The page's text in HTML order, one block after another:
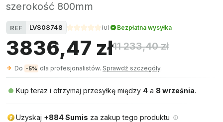
szerokość 800mm
REF LVS08748 (0) Bezpłatna wysyłka
3836,47 zł11 233,40 zł
Do -5% dla profesjonalistów. Sprawdź szczegóły.
Kup teraz i otrzymaj przesyłkę między 4 a 8 września.
Uzyskaj +884 Sumis za zakup tego produktu